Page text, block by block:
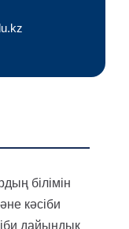
білімін
кәсіби
дайындық